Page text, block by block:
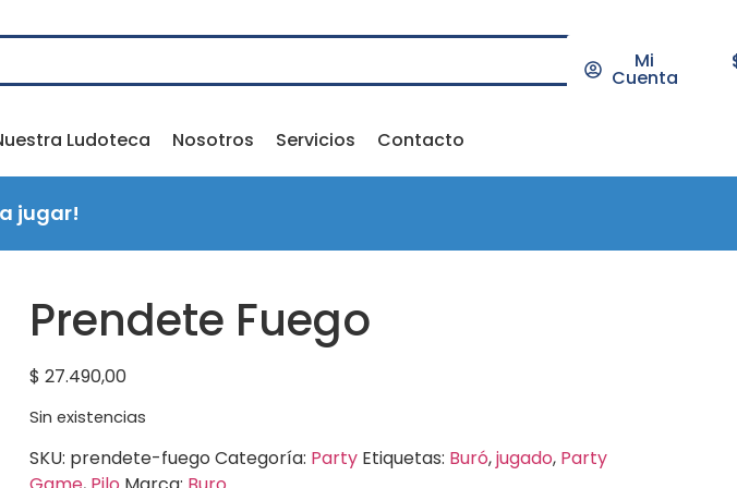
Mi
Cuenta
Ludoteca Nosotros Servicios Contacto
jugar!
Prendete Fuego
$ 27.490,00
Sin existencias
SKU: prendete-fuego Categoría: Party Etiquetas: Buró,jugado, Party